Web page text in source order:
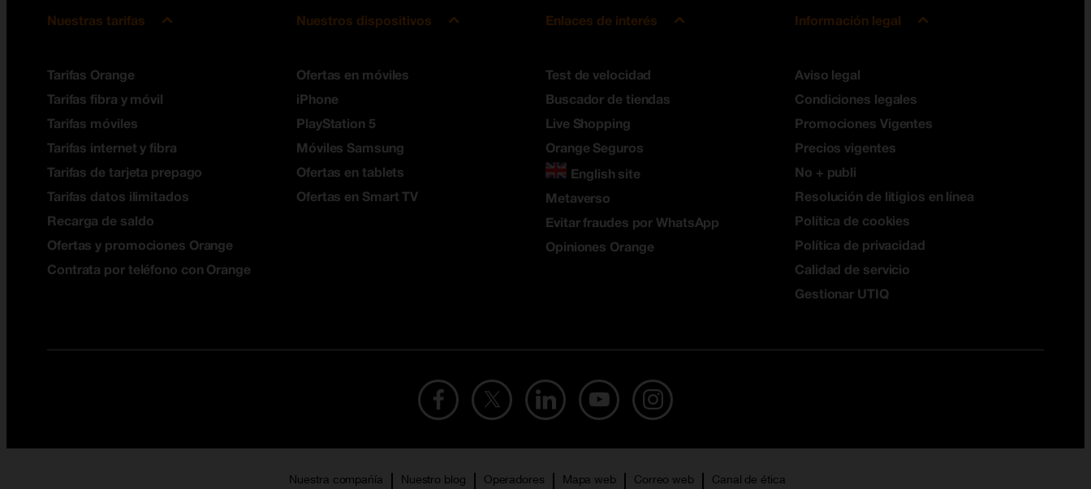
Nuestras tarifas
Tarifas Orange
Tarifas fibra y móvil
Tarifas móviles
Tarifas internet y fibra
Tarifas de tarjeta prepago
Tarifas datos ilimitados
Recarga de saldo
Ofertas y promociones Orange
Contrata por teléfono con Orange
Nuestros dispositivos
Ofertas en móviles
iPhone
PlayStation 5
Móviles Samsung
Ofertas en tablets
Ofertas en Smart TV
Enlaces de interés
Test de velocidad
Buscador de tiendas
Live Shopping
Orange Seguros
English site
Metaverso
Evitar fraudes por WhatsApp
Opiniones Orange
Información legal
Aviso legal
Condiciones legales
Promociones Vigentes
Precios vigentes
No + publi
Resolución de litigios en línea
Política de cookies
Política de privacidad
Calidad de servicio
Gestionar UTIQ
Nuestra compañía Nuestro blog Operadores Mapa web Correo web Canal de ética